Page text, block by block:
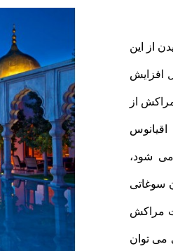
از این
افزایش
از
شود،
سوغاتی
مراکش
می توان